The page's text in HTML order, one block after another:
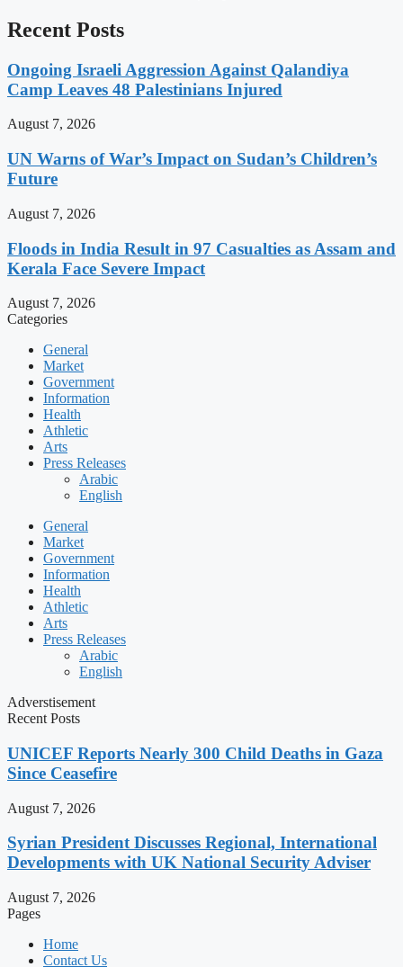
Recent Posts
Ongoing Israeli Aggression Against Qalandiya
Camp Leaves 48 Palestinians Injured
August 7, 2026
UN Warns of War’s Impact on Sudan’s Children’s
Future
August 7, 2026
Floods in India Result in 97 Casualties as Assam and
Kerala Face Severe Impact
August 7, 2026
Categories
General
Market
Government
Information
Health
Athletic
Arts
Press Releases
Arabic
English
General
Market
Government
Information
Health
Athletic
Arts
Press Releases
Arabic
English
Adverstisement
Recent Posts
UNICEF Reports Nearly 300 Child Deaths in Gaza
Since Ceasefire
August 7, 2026
Syrian President Discusses Regional, International
Developments with UK National Security Adviser
August 7, 2026
Pages
Home
Contact Us